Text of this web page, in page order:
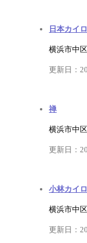
日本カイ
横浜市中
更新日：
禅
横浜市中
更新日：
小林カイ
横浜市中
更新日：